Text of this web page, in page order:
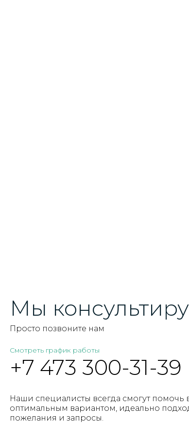
Мы
Просто позвоните нам
Смотреть график работы
+7 473 300-31-39
Наши специалисты всегда смогут помочь
оптимальным вариантом, идеально
пожелания и запросы.